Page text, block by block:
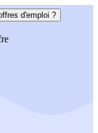
d'emploi ?